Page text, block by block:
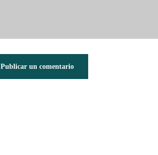
Publicar un comentario